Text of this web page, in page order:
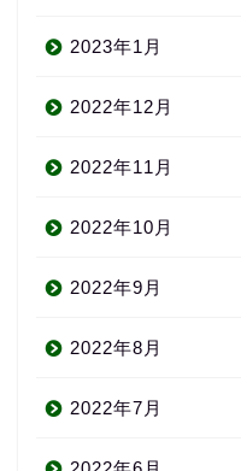
2023年1月
2022年12月
2022年11月
2022年10月
2022年9月
2022年8月
2022年7月